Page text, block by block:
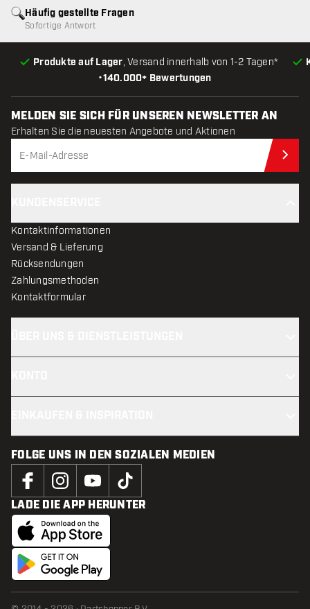
•140.000+ Bewertungen
Produkte auf Lager, Versand innerhalb von 1-2 Tagen*
Häufig gestellte Fragen
Sofortige Antwort
MELDEN SIE SICH FÜR UNSEREN NEWSLETTER AN
Erhalten Sie die neuesten Angebote und Aktionen
Kontaktinformationen
Versand & Lieferung
Rücksendungen
Zahlungsmethoden
Kontaktformular
FOLGE UNS IN DEN SOZIALEN MEDIEN
LADE DIE APP HERUNTER